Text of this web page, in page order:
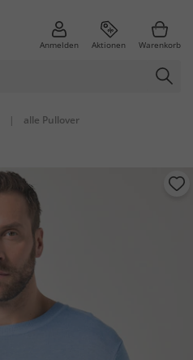
Anmelden Aktionen Warenkorb
| alle Pullover